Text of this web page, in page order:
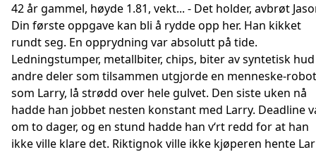
42 år gammel, høyde 1.81, vekt... - Det holder, avbrøt
Din første oppgave kan bli å rydde opp her. Han kikket
rundt seg. En opprydning var absolutt på tide.
Ledningstumper, metallbiter, chips, biter av syntetisk
andre deler som tilsammen utgjorde en menneske-robot
som Larry, lå strødd over hele gulvet. Den siste uken nå
hadde han jobbet nesten konstant med Larry. Deadline
om to dager, og en stund hadde han v‘rt redd for at han
ikke ville klare det. Riktignok ville ikke kjøperen hente